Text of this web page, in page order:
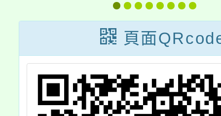
用及管理要點」
第十六點附表
二，並自中華民
國一百十四年一
月一日生效
等工
之3
令，
10月
頁面